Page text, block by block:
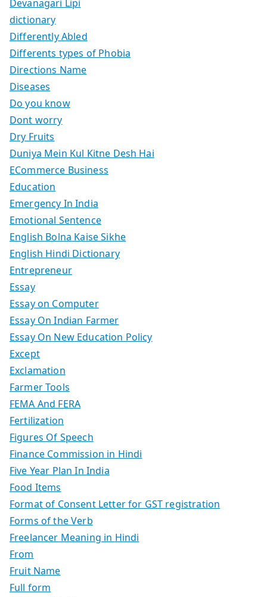
Devanagari Lipi
dictionary
Differently Abled
Differents types of Phobia
Directions Name
Diseases
Do you know
Dont worry
Dry Fruits
Duniya Mein Kul Kitne Desh Hai
ECommerce Business
Education
Emergency In India
Emotional Sentence
English Bolna Kaise Sikhe
English Hindi Dictionary
Entrepreneur
Essay
Essay on Computer
Essay On Indian Farmer
Essay On New Education Policy
Except
Exclamation
Farmer Tools
FEMA And FERA
Fertilization
Figures Of Speech
Finance Commission in Hindi
Five Year Plan In India
Food Items
Format of Consent Letter for GST registration
Forms of the Verb
Freelancer Meaning in Hindi
From
Fruit Name
Full form